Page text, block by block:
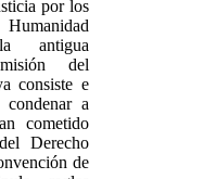
por los
antigua
del
consiste e
a
cometido
Derecho
de